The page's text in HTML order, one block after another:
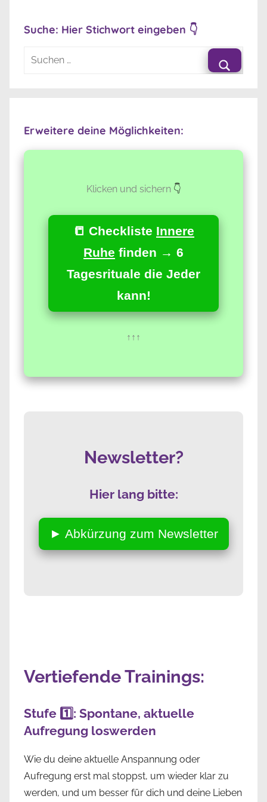
Suche: Hier Stichwort eingeben 👇
Suchen
Erweitere deine Möglichkeiten:
Klicken und sichern👇
📒 Checkliste Innere
Ruhe finden → 6
Tagesrituale die Jeder
kann!
↑↑↑
Newsletter?
Hier lang bitte:
► Abkürzung zum Newsletter
Vertiefende Trainings:
Stufe 1️⃣: Spontane, aktuelle
Aufregung loswerden
Wie du deine aktuelle Anspannung oder
Aufregung erst mal stoppst, um wieder klar zu
werden, und um besser für dich und deine Lieben